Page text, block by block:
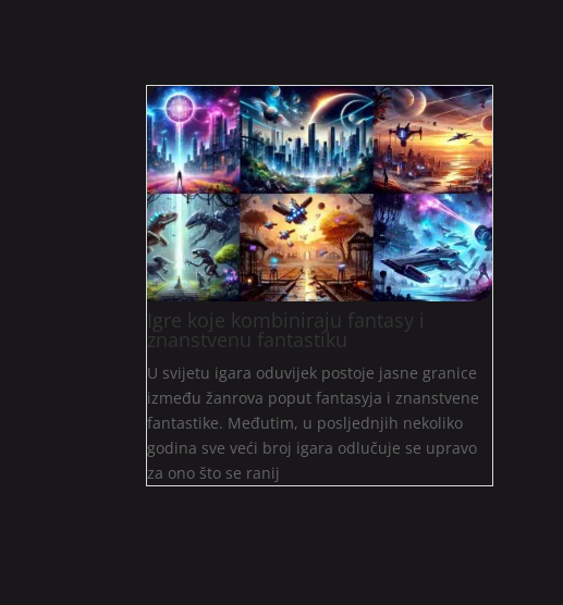
Igre koje kombiniraju fantasy i
znanstvenu fantastiku
U svijetu igara oduvijek postoje jasne granice
između žanrova poput fantasyja i znanstvene
fantastike. Međutim, u posljednjih nekoliko
godina sve veći broj igara odlučuje se upravo
za ono što se ranij